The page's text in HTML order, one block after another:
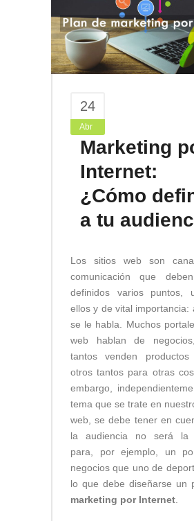
24
Abr
Marketing
Internet:
¿Cómo
a tu
Los sitios web son
comunicación que
definidos varios puntos,
ellos y de vital importancia:
se le habla. Muchos
web hablan de
tantos venden
otros tantos para otras
embargo,
tema que se trate en
web, se debe tener en
la audiencia no será la
para, por ejemplo, un
negocios que uno de
lo que debe diseñarse un
marketing por Internet